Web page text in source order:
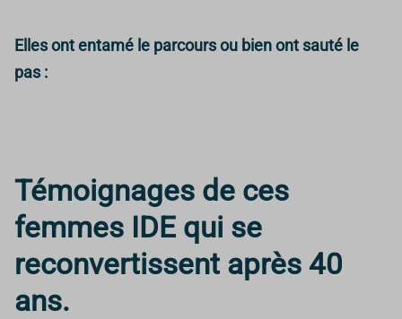
Elles ont entamé le parcours ou bien ont sauté le
pas :
Témoignages de ces
femmes IDE qui se
reconvertissent après 40
ans.